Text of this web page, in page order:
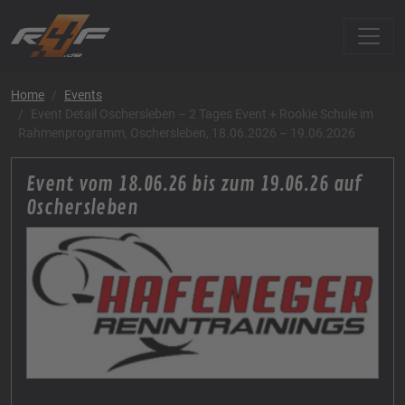
Home
Events
Event Detail Oschersleben – 2 Tages Event + Rookie Schule im
Rahmenprogramm, Oschersleben, 18.06.2026 – 19.06.2026
Event vom 18.06.26 bis zum 19.06.26 auf
Oschersleben